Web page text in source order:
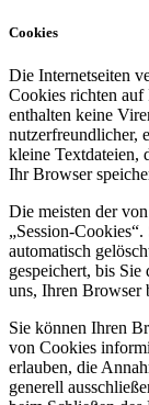
Cookies
Die Internetseiten
Cookies richten auf
enthalten keine
nutzerfreundlicher,
kleine Textdateien,
Ihr Browser
Die meisten der
„Session-
automatisch
gespeichert, bis
uns, Ihren Browser
Sie können Ihren
von Cookies
erlauben, die
generell